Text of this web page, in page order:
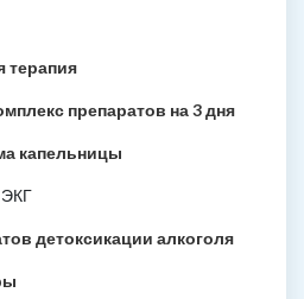
терапия
препаратов на 3 дня
капельницы
ЭКГ
детоксикации алкоголя